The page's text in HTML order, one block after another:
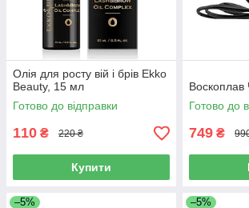
Олія для росту вій і брів Ekko
Beauty, 15 мл
Готово до відправки
110 ₴ 220 ₴
Купити
Готово до
749 ₴
–5% –5%